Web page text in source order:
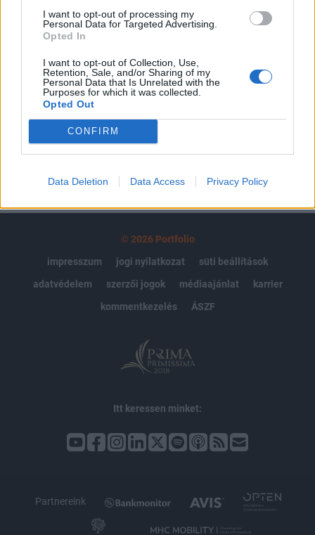
I want to opt-out of processing my
Personal Data for Targeted Advertising.
Opted In
I want to opt-out of Collection, Use,
Retention, Sale, and/or Sharing of my
Personal Data that Is Unrelated with the
Purposes for which it was collected.
Opted Out
CONFIRM
Data Deletion Data Access Privacy Policy
Portfolio.hu teljes cikkarchívum
Kötéslisták: BÉT elmúlt 2 év napon belüli
kötéslistái
Előfizetés
MÁR ELŐFIZETŐNK VAGY?
© 2026 Portfolio
impresszum
jogi nyilatkozat
süti beállítások
adatvédelem
szerzői jogok médiaajánlat
karrier
kommentkezelés
ÁSZF
Itt keressen minket:
Partnereink